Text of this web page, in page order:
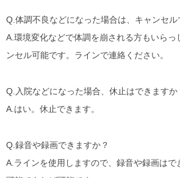
Q. 体調不良などになった場合は、キャンセル
A. 環境変化などで体調を崩される方もいらっ
ンセル可能です。ラインで連絡ください。
Q. 入院などになった場合、休止はできますか
A. はい。休止できます。
Q. 録音や録画できますか？
A. ラインを使用しますので、録音や録画は